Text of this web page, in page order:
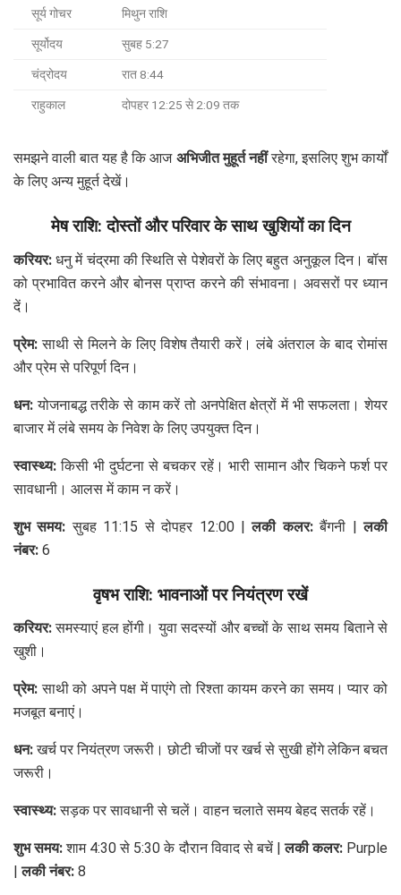
सूर्य गोचर मिथुन राशि
सूर्योदय सुबह 5:27
चंद्रोदय रात 8:44
राहुकाल दोपहर 12:25 से 2:09 तक
समझने वाली बात यह है कि आज अभिजीत मुहूर्त नहींरहेगा, इसलिए शुभ कार्यों
के लिए अन्य मुहूर्त देखें।
मेष राशि: दोस्तों और परिवार के साथ खुशियों का दिन
करियर: धनु में चंद्रमा की स्थिति से पेशेवरों के लिए बहुत अनुकूल दिन। बॉस
को प्रभावित करने और बोनस प्राप्त करने की संभावना। अवसरों पर ध्यान
दें।
प्रेम: साथी से मिलने के लिए विशेष तैयारी करें। लंबे अंतराल के बाद रोमांस
और प्रेम से परिपूर्ण दिन।
धन: योजनाबद्ध तरीके से काम करें तो अनपेक्षित क्षेत्रों में भी सफलता। शेयर
बाजार में लंबे समय के निवेश के लिए उपयुक्त दिन।
स्वास्थ्य: किसी भी दुर्घटना से बचकर रहें। भारी सामान और चिकने फर्श पर
सावधानी। आलस में काम न करें।
शुभ समय: सुबह 11:15 से दोपहर 12:00 |लकी कलर:बैंगनी |लकी
नंबर: 6
वृषभ राशि: भावनाओं पर नियंत्रण रखें
करियर:समस्याएं हल होंगी। युवा सदस्यों और बच्चों के साथ समय बिताने से
खुशी।
प्रेम: साथी को अपने पक्ष में पाएंगे तो रिश्ता कायम करने का समय। प्यार को
मजबूत बनाएं।
धन:खर्च पर नियंत्रण जरूरी। छोटी चीजों पर खर्च से सुखी होंगे लेकिन बचत
जरूरी।
स्वास्थ्य:सड़क पर सावधानी से चलें। वाहन चलाते समय बेहद सतर्क रहें।
शुभ समय:शाम 4:30 से 5:30 के दौरान विवाद से बचें |लकी कलर:Purple
|लकी नंबर: 8